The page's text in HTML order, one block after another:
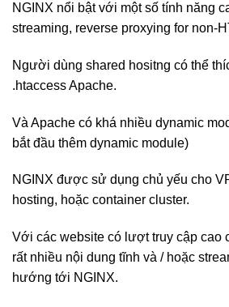
NGINX nổi bật với một số tính năng
streaming, reverse proxying for non-
Người dùng shared hositng có thể
.htaccess Apache.
Và Apache có khá nhiều dynamic
bắt đầu thêm dynamic module)
NGINX được sử dụng chủ yếu cho
hosting, hoặc container cluster.
Với các website có lượt truy cập cao
rất nhiều nội dung tĩnh và / hoặc
hướng tới NGINX.